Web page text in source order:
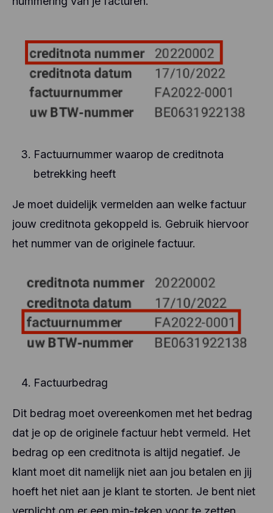
Factuurnummer waarop de creditnota
betrekking heeft
Je moet duidelijk vermelden aan welke factuur
jouw creditnota gekoppeld is. Gebruik hiervoor
het nummer van de originele factuur.
Factuurbedrag
Dit bedrag moet overeenkomen met het bedrag
dat je op de originele factuur hebt vermeld. Het
bedrag op een creditnota is altijd negatief. Je
klant moet dit namelijk niet aan jou betalen en jij
hoeft het niet aan je klant te storten. Je bent niet